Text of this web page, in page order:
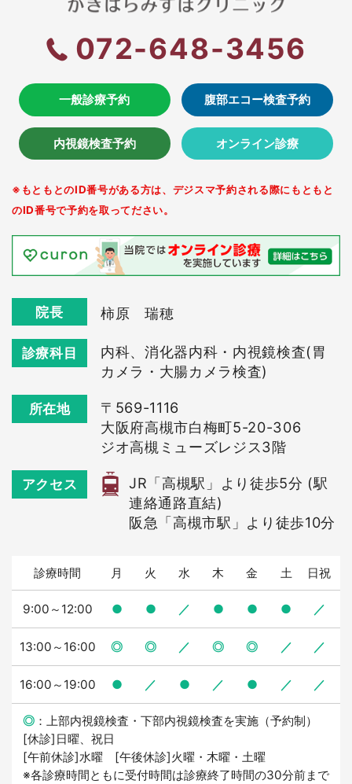
072-648-3456
一般診療予約 腹部エコー検査予約
内視鏡検査予約 オンライン診療
※もともとのID番号がある方は、デジスマ予約される際にもともと
のID番号で予約を取ってださい。
院長 柿原 瑞穂
診療科目
内科、消化器内科・内視鏡検査(胃
カメラ・大腸カメラ検査)
所在地
〒569-1116
大阪府高槻市白梅町5-20-306
ジオ高槻ミューズレジス3階
アクセス
JR「高槻駅」より徒歩5分 (駅
連絡通路直結)
阪急「高槻市駅」より徒歩10分
◎ ：上部内視鏡検査・下部内視鏡検査を実施（予約制）
[休診]日曜、祝日
[午前休診]水曜 [午後休診]火曜・木曜・土曜
※各診療時間ともに受付時間は診療終了時間の30分前まで
診療時間 月 火 水 木 金 土 日祝
9:00～12:00 ● ● ／ ● ● ● ／
13:00～16:00 ◎ ◎ ／ ◎ ◎ ／ ／
16:00～19:00 ● ／ ● ／ ● ／ ／